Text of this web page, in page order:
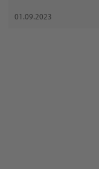
01.09.2023